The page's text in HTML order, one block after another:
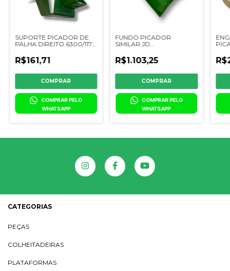
SUPORTE PICADOR DE
PALHA DIREITO 6300/1175
R$161,71
COMPRAR PELO
WHATSAPP
FUNDO PICADOR
SIMILAR JD
DQ16720
R$1.103,25
COMPRAR PELO
WHATSAPP
-
CATEGORIAS
PEÇAS
COLHEITADEIRAS
PLATAFORMAS